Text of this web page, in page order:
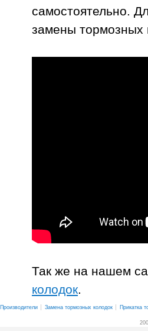
самостоятельно.
замены тормозных
Так же на нашем
колодок.
Производители Замена тормозных колодок Прикатка